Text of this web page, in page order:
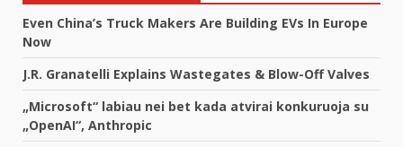
Even China’s Truck Makers Are Building EVs In Europe
Now
J.R. Granatelli Explains Wastegates & Blow-Off Valves
„Microsoft“ labiau nei bet kada atvirai konkuruoja su
„OpenAI“, Anthropic